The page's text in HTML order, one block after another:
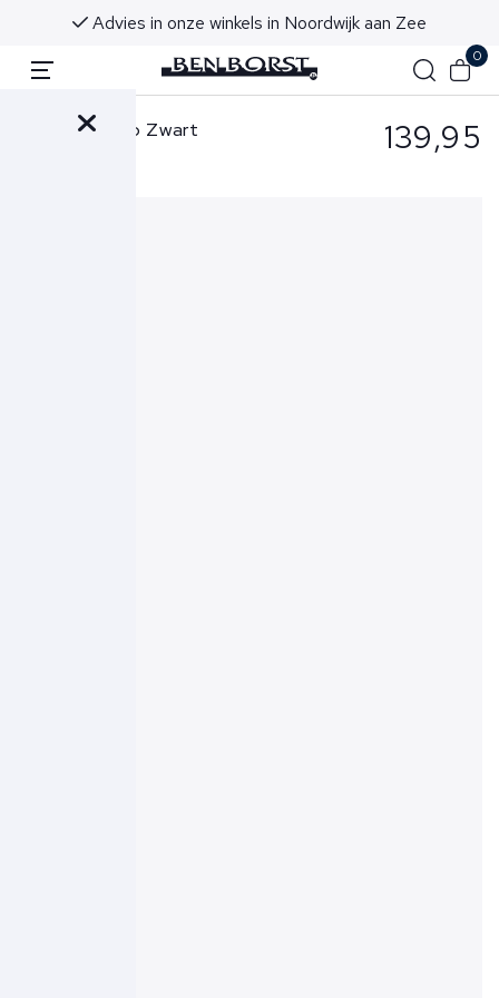
Advies in onze winkels in Noordwijk aan Zee
0
Cavallaro Polo Zwart 139,95